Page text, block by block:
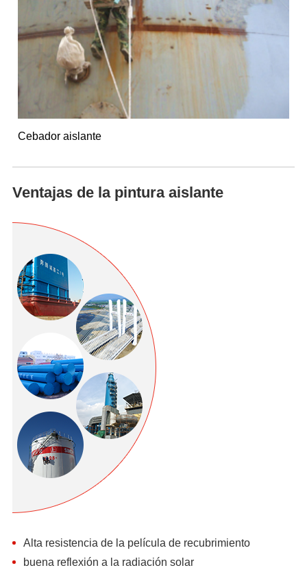
Cebador aislante
Ventajas de la pintura aislante
Alta resistencia de la película de recubrimiento
buena reflexión a la radiación solar